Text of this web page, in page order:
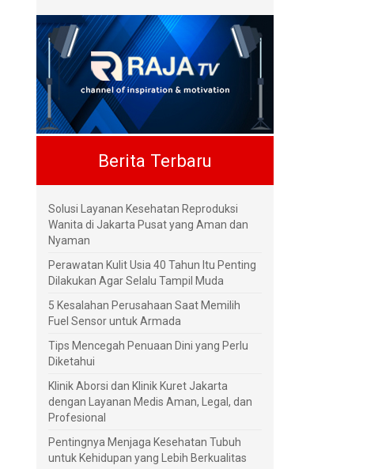
Berita Terbaru
Solusi Layanan Kesehatan Reproduksi
Wanita di Jakarta Pusat yang Aman dan
Nyaman
Perawatan Kulit Usia 40 Tahun Itu Penting
Dilakukan Agar Selalu Tampil Muda
5 Kesalahan Perusahaan Saat Memilih
Fuel Sensor untuk Armada
Tips Mencegah Penuaan Dini yang Perlu
Diketahui
Klinik Aborsi dan Klinik Kuret Jakarta
dengan Layanan Medis Aman, Legal, dan
Profesional
Pentingnya Menjaga Kesehatan Tubuh
untuk Kehidupan yang Lebih Berkualitas